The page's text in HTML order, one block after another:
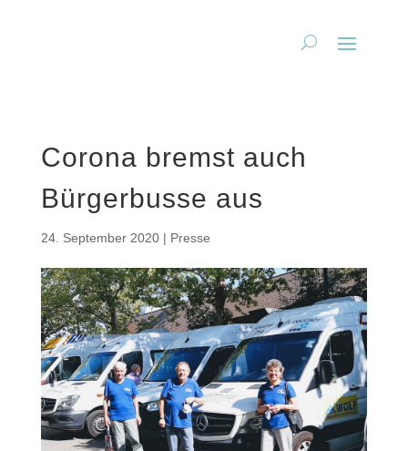
Corona bremst auch
Bürgerbusse aus
24. September 2020| Presse